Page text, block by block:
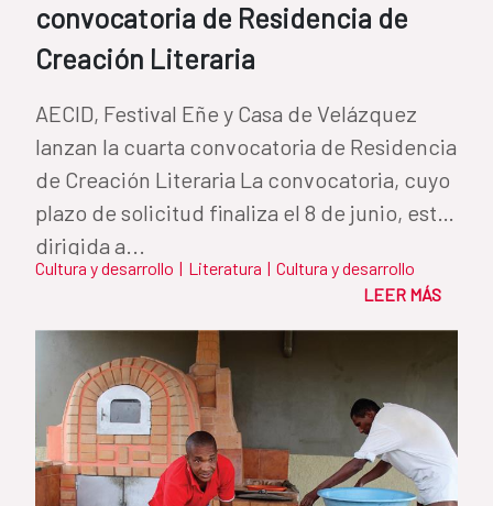
convocatoria de Residencia de
Creación Literaria
AECID, Festival Eñe y Casa de Velázquez
lanzan la cuarta convocatoria de Residencia
de Creación Literaria La convocatoria, cuyo
plazo de solicitud finaliza el 8 de junio, está
dirigida a...
Cultura y desarrollo | Literatura | Cultura y desarrollo
LEER MÁS